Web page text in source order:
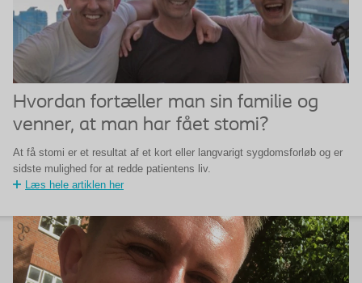
Hvordan fortæller man sin familie og
venner, at man har fået stomi?
At få stomi er et resultat af et kort eller langvarigt sygdomsforløb og er
sidste mulighed for at redde patientens liv.
Læs hele artiklen her